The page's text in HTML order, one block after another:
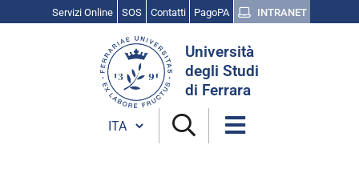
Servizi Online SOS Contatti PagoPA INTRANET
Università
degli Studi
di Ferrara
Cambia lingua